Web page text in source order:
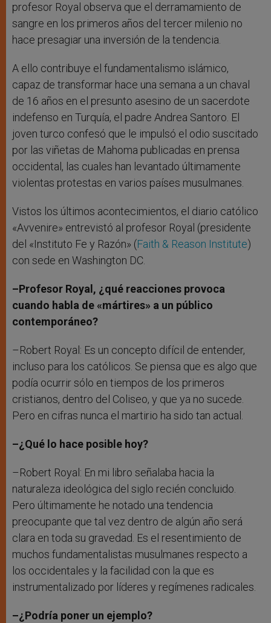
profesor Royal observa que el derramamiento de
sangre en los primeros años del tercer milenio no
hace presagiar una inversión de la tendencia.
A ello contribuye el fundamentalismo islámico,
capaz de transformar hace una semana a un chaval
de 16 años en el presunto asesino de un sacerdote
indefenso en Turquía, el padre Andrea Santoro. El
joven turco confesó que le impulsó el odio suscitado
por las viñetas de Mahoma publicadas en prensa
occidental, las cuales han levantado últimamente
violentas protestas en varios países musulmanes.
Vistos los últimos acontecimientos, el diario católico
«Avvenire» entrevistó al profesor Royal (presidente
del «Instituto Fe y Razón» (Faith & Reason Institute)
con sede en Washington DC.
–Profesor Royal, ¿qué reacciones provoca
cuando habla de «mártires» a un público
contemporáneo?
–Robert Royal: Es un concepto difícil de entender,
incluso para los católicos. Se piensa que es algo que
podía ocurrir sólo en tiempos de los primeros
cristianos, dentro del Coliseo, y que ya no sucede.
Pero en cifras nunca el martirio ha sido tan actual.
–¿Qué lo hace posible hoy?
–Robert Royal: En mi libro señalaba hacia la
naturaleza ideológica del siglo recién concluido.
Pero últimamente he notado una tendencia
preocupante que tal vez dentro de algún año será
clara en toda su gravedad. Es el resentimiento de
muchos fundamentalistas musulmanes respecto a
los occidentales y la facilidad con la que es
instrumentalizado por líderes y regímenes radicales.
–¿Podría poner un ejemplo?